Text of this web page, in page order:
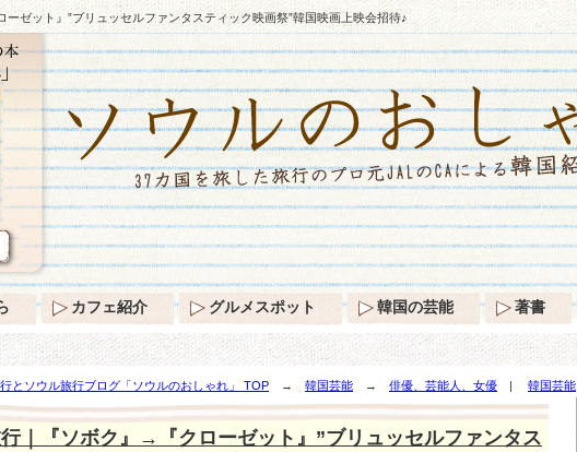
ゼット』”ブリュッセルファンタスティック映画祭”韓国映画上映会招待♪
とソウル旅行ブログ「ソウルのおしゃれ」 TOP → 韓国芸能 → 俳優、芸能人、女優 | 韓国芸能
”ブリュッセルファンタスティック映画祭”韓国映画上映会招待♪
｜『ソボク』→『クローゼット』”ブリュッセルファンタス
カフェ紹介 グルメスポット 韓国の芸能 著書